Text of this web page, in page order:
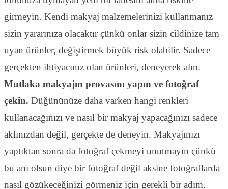
girmeyin. Kendi makyaj malzemelerinizi kullanmanız
sizin yararınıza olacaktır çünkü onlar sizin cildinize tam
uyan ürünler, değiştirmek büyük risk olabilir. Sadece
gerçekten ihtiyacınız olan ürünleri, deneyerek alın.
Mutlaka makyajın provasını yapın ve fotoğraf
çekin. Düğününüze daha varken hangi renkleri
kullanacağınızı ve nasıl bir makyaj yapacağınızı sadece
aklınızdan değil, gerçekte de deneyin. Makyajınızı
yaptıktan sonra da fotoğraf çekmeyi unutmayın çünkü
bu anı olsun diye bir fotoğraf değil aksine fotoğraflarda
nasıl gözükeceğinizi görmeniz için gerekli bir adım.